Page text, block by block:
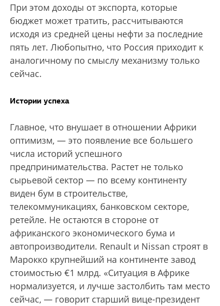
При этом доходы от экспорта, которые
бюджет может тратить, рассчитываются
исходя из средней цены нефти за последние
пять лет. Любопытно, что Россия приходит к
аналогичному по смыслу механизму только
сейчас.
Истории успеха
Главное, что внушает в отношении Африки
оптимизм, — это появление все большего
числа историй успешного
предпринимательства. Растет не только
сырьевой сектор — по всему континенту
виден бум в строительстве,
телекоммуникациях, банковском секторе,
ретейле. Не остаются в стороне от
африканского экономического бума и
автопроизводители. Renault и Nissan строят в
Марокко крупнейший на континенте завод
стоимостью €1 млрд. «Ситуация в Африке
нормализуется, и лучше застолбить там место
сейчас, — говорит старший вице-президент